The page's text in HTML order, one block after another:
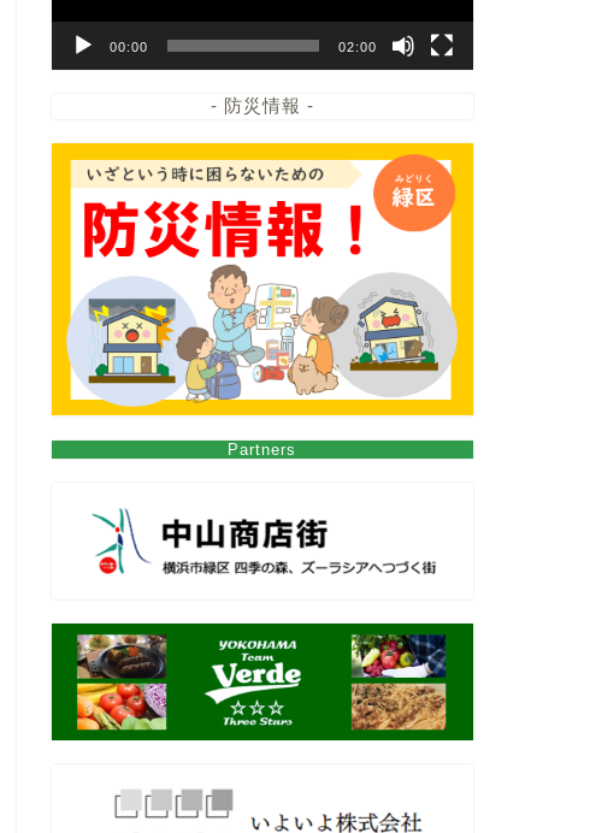
00:00 02:00
- 防災情報 -
Partners